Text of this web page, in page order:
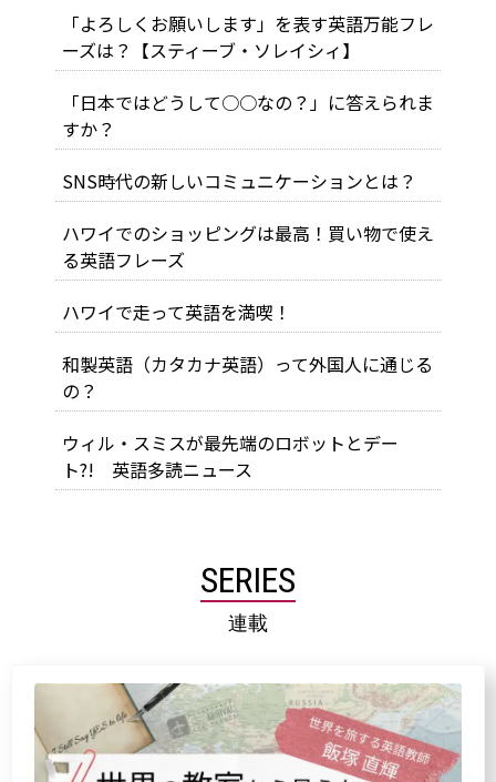
「よろしくお願いします」を表す英語万能フレ
ーズは？【スティーブ・ソレイシィ】
「日本ではどうして○○なの？」に答えられま
すか？
SNS時代の新しいコミュニケーションとは？
ハワイでのショッピングは最高！買い物で使え
る英語フレーズ
ハワイで走って英語を満喫！
和製英語（カタカナ英語）って外国人に通じる
の？
ウィル・スミスが最先端のロボットとデー
ト?! 英語多読ニュース
SERIES
連載